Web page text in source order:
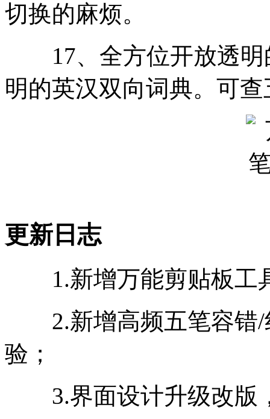
切换的麻烦。
17、全方位开放透明
明的英汉双向词典。可
更新日志
1.新增万能剪贴板工
2.新增高频五笔容错/
验；
3.界面设计升级改版